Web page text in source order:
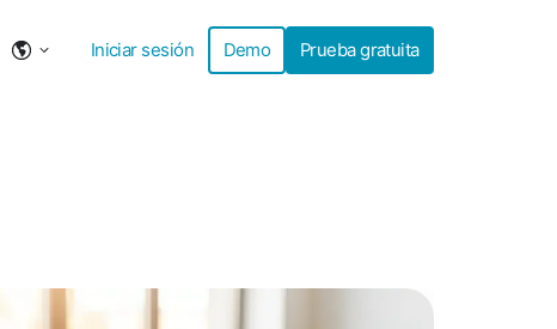
Iniciar sesión Demo Prueba gratuita